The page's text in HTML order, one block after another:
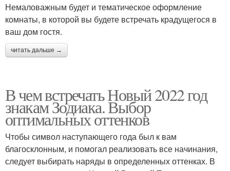
Немаловажным будет и тематическое оформление
комнаты, в которой вы будете встречать крадущегося в
ваш дом гостя.
читать дальше →
В чем встречать Новый 2022 год
знакам Зодиака. Выбор
оптимальных оттенков
Чтобы символ наступающего года был к вам
благосклонным, и помогал реализовать все начинания,
следует выбирать наряды в определенных оттенках. В